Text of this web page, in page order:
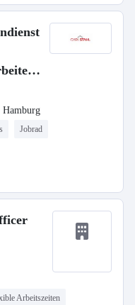
Jobrad
Arbeitszeiten